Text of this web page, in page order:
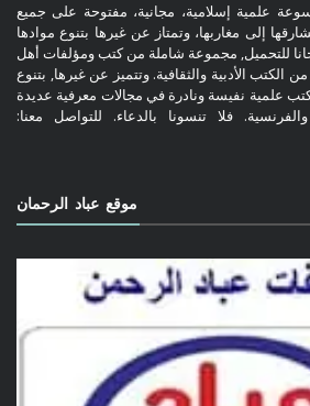
علمية إسلامية، مجانية، مفتوحة على جميع
إلى مغاربها، وتمتاز عن غيرها بتنوع موادها
للتحميل, مجموعة شاملة من كتب ومؤلفات أهل
الكتب الأدبية والثقافية. وتتميز عن غيرها, بتنوع
علمية نفيسة ونادرة في مجالات معرفية عديدة
والفرنسية. فلا تنسونا بالدعاء. للتواصل معنا:
موقع عباد الرحمان